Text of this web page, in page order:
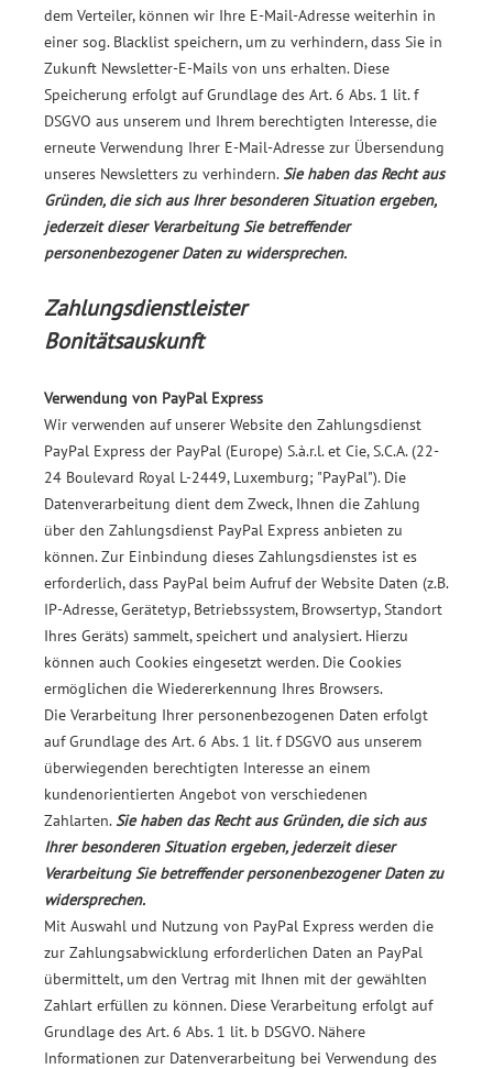
dem Verteiler, können wir Ihre E-Mail-Adresse weiterhin in
einer sog. Blacklist speichern, um zu verhindern, dass Sie in
Zukunft Newsletter-E-Mails von uns erhalten. Diese
Speicherung erfolgt auf Grundlage des Art. 6 Abs. 1 lit. f
DSGVO aus unserem und Ihrem berechtigten Interesse, die
erneute Verwendung Ihrer E-Mail-Adresse zur Übersendung
unseres Newsletters zu verhindern.Sie haben das Recht aus
Gründen, die sich aus Ihrer besonderen Situation ergeben,
jederzeit dieser Verarbeitung Sie betreffender
personenbezogener Daten zu widersprechen.
Zahlungsdienstleister
Bonitätsauskunft
Verwendung von PayPal Express
Wir verwenden auf unserer Website den Zahlungsdienst
PayPal Express der PayPal (Europe) S.à.r.l. et Cie, S.C.A. (22-
24 Boulevard Royal L-2449, Luxemburg; "PayPal"). Die
Datenverarbeitung dient dem Zweck, Ihnen die Zahlung
über den Zahlungsdienst PayPal Express anbieten zu
können. Zur Einbindung dieses Zahlungsdienstes ist es
erforderlich, dass PayPal beim Aufruf der Website Daten (z.B.
IP-Adresse, Gerätetyp, Betriebssystem, Browsertyp, Standort
Ihres Geräts) sammelt, speichert und analysiert. Hierzu
können auch Cookies eingesetzt werden. Die Cookies
ermöglichen die Wiedererkennung Ihres Browsers.
Die Verarbeitung Ihrer personenbezogenen Daten erfolgt
auf Grundlage des Art. 6 Abs. 1 lit. f DSGVO aus unserem
überwiegenden berechtigten Interesse an einem
kundenorientierten Angebot von verschiedenen
Zahlarten.Sie haben das Recht aus Gründen, die sich aus
Ihrer besonderen Situation ergeben, jederzeit dieser
Verarbeitung Sie betreffender personenbezogener Daten zu
widersprechen.
Mit Auswahl und Nutzung von PayPal Express werden die
zur Zahlungsabwicklung erforderlichen Daten an PayPal
übermittelt, um den Vertrag mit Ihnen mit der gewählten
Zahlart erfüllen zu können. Diese Verarbeitung erfolgt auf
Grundlage des Art. 6 Abs. 1 lit. b DSGVO. Nähere
Informationen zur Datenverarbeitung bei Verwendung des